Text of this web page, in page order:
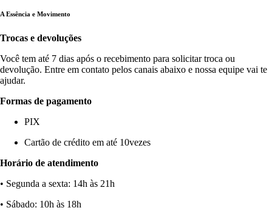
A Essência e Movimento
Trocas e devoluções
Você tem até 7 dias após o recebimento para solicitar troca ou
devolução. Entre em contato pelos canais abaixo e nossa equipe vai te
ajudar.
Formas de pagamento
PIX
Cartão de crédito em até 10vezes
Horário de atendimento
• Segunda a sexta: 14h às 21h
• Sábado: 10h às 18h